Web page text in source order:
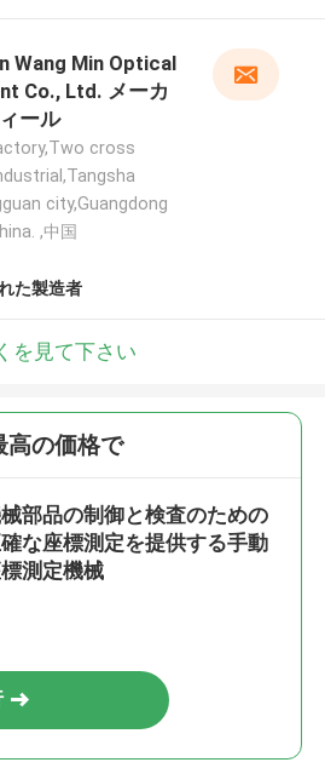
Wang Min Optical
Co., Ltd. メーカ
ール
cross
city,Guangdong
,中国
た製造者
を見て下さい
高の価格で
部品の制御と検査のための
な座標測定を提供する手動
測定機械